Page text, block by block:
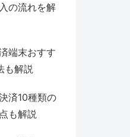
の流れを解
端末おすす
も解説
済10種類の
も解説